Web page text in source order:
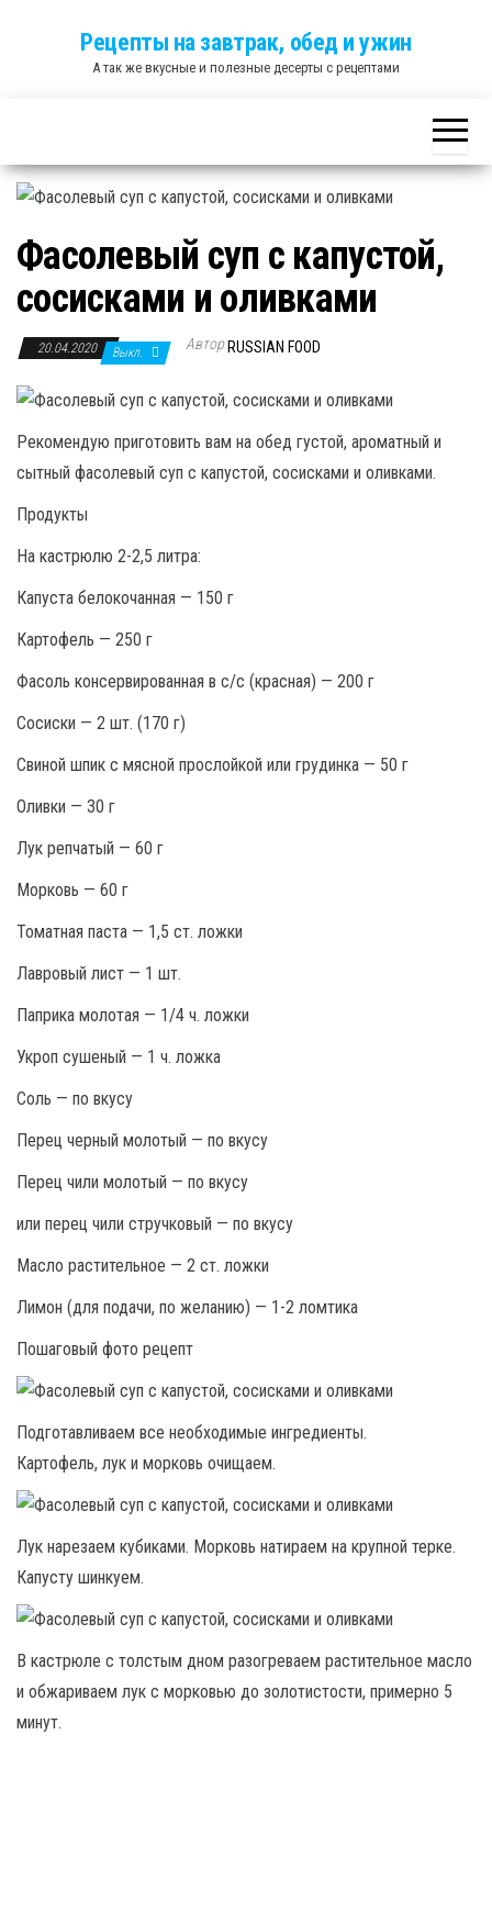
Рецепты на завтрак, обед и ужин
А так же вкусные и полезные десерты с рецептами
Фасолевый суп с капустой,
сосисками и оливками
20.04.2020 Выкл. Автор RUSSIAN FOOD
Рекомендую приготовить вам на обед густой, ароматный и
сытный фасолевый суп с капустой, сосисками и оливками.
Продукты
На кастрюлю 2-2,5 литра:
Капуста белокочанная — 150 г
Картофель — 250 г
Фасоль консервированная в с/с (красная) — 200 г
Сосиски — 2 шт. (170 г)
Свиной шпик с мясной прослойкой или грудинка — 50 г
Оливки — 30 г
Лук репчатый — 60 г
Морковь — 60 г
Томатная паста — 1,5 ст. ложки
Лавровый лист — 1 шт.
Паприка молотая — 1/4 ч. ложки
Укроп сушеный — 1 ч. ложка
Соль — по вкусу
Перец черный молотый — по вкусу
Перец чили молотый — по вкусу
или перец чили стручковый — по вкусу
Масло растительное — 2 ст. ложки
Лимон (для подачи, по желанию) — 1-2 ломтика
Пошаговый фото рецепт
Подготавливаем все необходимые ингредиенты.
Картофель, лук и морковь очищаем.
Лук нарезаем кубиками. Морковь натираем на крупной терке.
Капусту шинкуем.
В кастрюле с толстым дном разогреваем растительное масло
и обжариваем лук с морковью до золотистости, примерно 5
минут.